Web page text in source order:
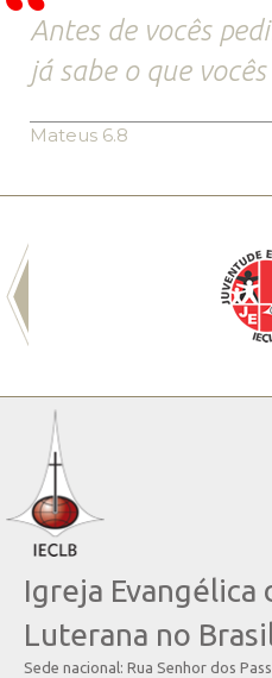
Antes de vocês
já sabe o que
Mateus 6.8
Igreja Evangélica
Luterana no
Sede nacional: Rua Senhor dos